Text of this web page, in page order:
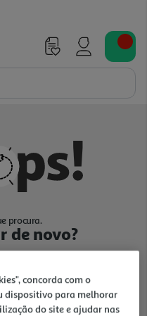
procura.
de novo?
concorda com o
dispositivo para melhorar
do site e ajudar nas